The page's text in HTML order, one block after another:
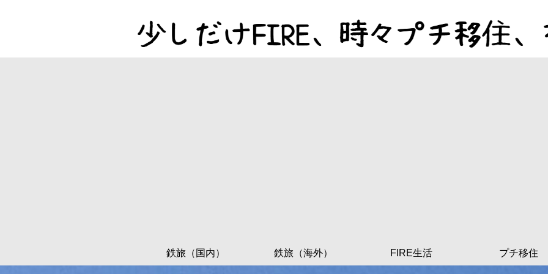
鉄旅（国内） 鉄旅（海外） FIRE生活 プチ移住